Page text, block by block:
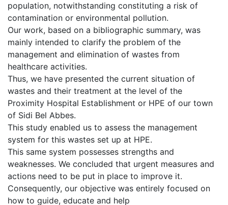
population, notwithstanding constituting a risk of
contamination or environmental pollution.
Our work, based on a bibliographic summary, was
mainly intended to clarify the problem of the
management and elimination of wastes from
healthcare activities.
Thus, we have presented the current situation of
wastes and their treatment at the level of the
Proximity Hospital Establishment or HPE of our town
of Sidi Bel Abbes.
This study enabled us to assess the management
system for this wastes set up at HPE.
This same system possesses strengths and
weaknesses. We concluded that urgent measures and
actions need to be put in place to improve it.
Consequently, our objective was entirely focused on
how to guide, educate and help